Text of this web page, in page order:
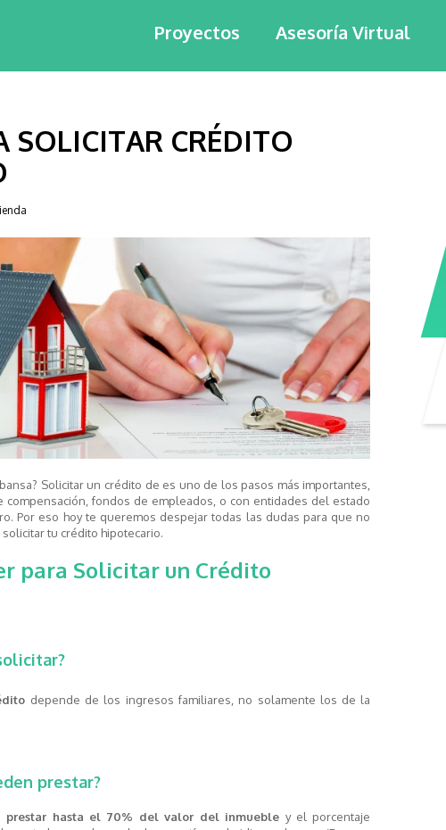
Proyectos Asesoría Virtual
SOLICITAR CRÉDITO
Solicitar un crédito de es uno de los pasos más importantes,
compensación, fondos de empleados, o con entidades del estado
Por eso hoy te queremos despejar todas las dudas para que no
tu crédito hipotecario.
para Solicitar un Crédito
depende de los ingresos familiares, no solamente los de la
prestar?
prestar hasta el 70% del valor del inmueble y el porcentaje